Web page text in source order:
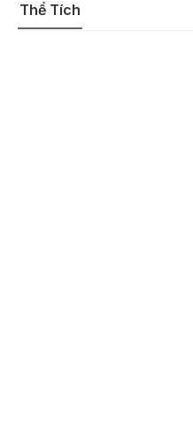
Thể Tích